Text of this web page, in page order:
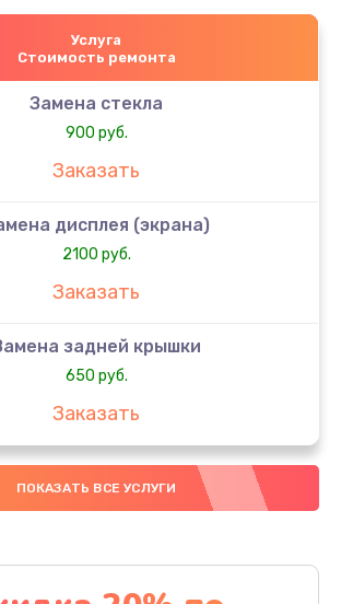
Услуга
Стоимость ремонта
Замена стекла
900 руб.
Заказать
дисплея (экрана)
2100 руб.
Заказать
задней крышки
650 руб.
Заказать
аккумулятора
4000 руб.
материнской платы
ПОКАЗАТЬ ВСЕ УСЛУГИ